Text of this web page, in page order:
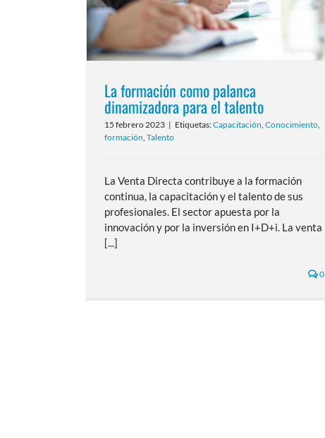
La formación como palanca
dinamizadora para el talento
15 febrero 2023 | Etiquetas:Capacitación, Conocimiento,
formación, Talento
La Venta Directa contribuye a la formación
continua, la capacitación y el talento de sus
profesionales. El sector apuesta por la
innovación y por la inversión en I+D+i. La venta
[...]
0